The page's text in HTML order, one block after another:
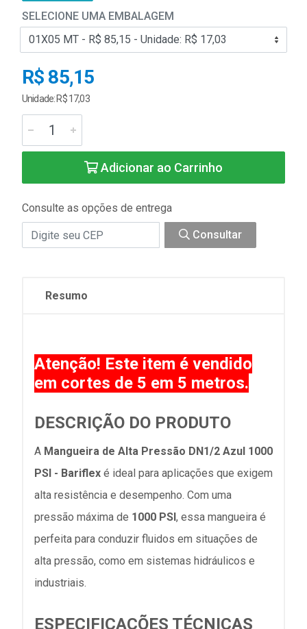
SELECIONE UMA EMBALAGEM
R$ 85,15
Unidade: R$ 17,03
Adicionar ao Carrinho
Consulte as opções de entrega
Consultar
Resumo
Atenção! Este item é vendido
em cortes de 5 em 5 metros.
DESCRIÇÃO DO PRODUTO
A Mangueira de Alta Pressão DN1/2 Azul 1000
PSI - Bariflex é ideal para aplicações que exigem
alta resistência e desempenho. Com uma
pressão máxima de 1000 PSI, essa mangueira é
perfeita para conduzir fluidos em situações de
alta pressão, como em sistemas hidráulicos e
industriais.
ESPECIFICAÇÕES TÉCNICAS